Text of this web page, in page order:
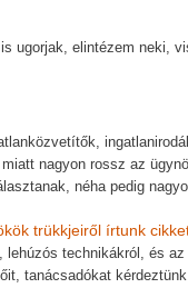
ugorjak, elintézem neki,
nagyon rossz az
néha pedig
trükkjeiről írtunk
lehúzós technikákról, és
tanácsadókat